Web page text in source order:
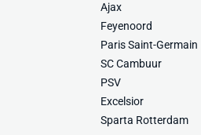
Ajax
Feyenoord
Paris Saint-Germain
SC Cambuur
PSV
Excelsior
Sparta Rotterdam